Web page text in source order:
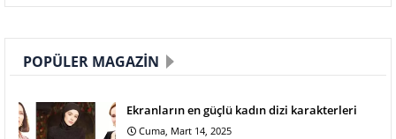
POPÜLER MAGAZIN
Ekranların en güçlü kadın dizi karakterleri
Cuma, Mart 14, 2025